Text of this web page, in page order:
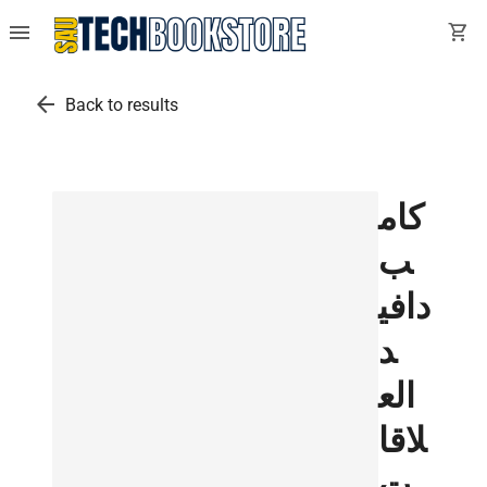
menu shopping_cart
arrow_back Back to results
كام
ب
دافي
د
الع
لاقا